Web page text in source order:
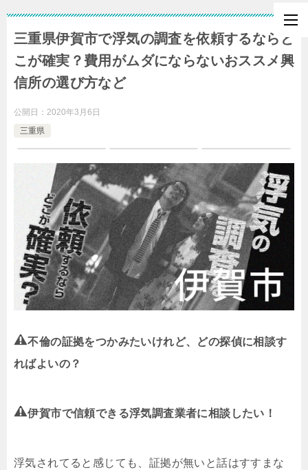
三重県伊賀市で浮気の調査を依頼するならど
こが確実？費用がムダにならないおススメ興
信所の選び方など
公開日： 2020年3月6日
三重県
不倫の証拠をつかみたいけれど、どの探偵に相談す
ればよいの？
伊賀市で信頼できる浮気調査業者に相談したい！
浮気されてると感じても、証拠が無いと話はすすまな